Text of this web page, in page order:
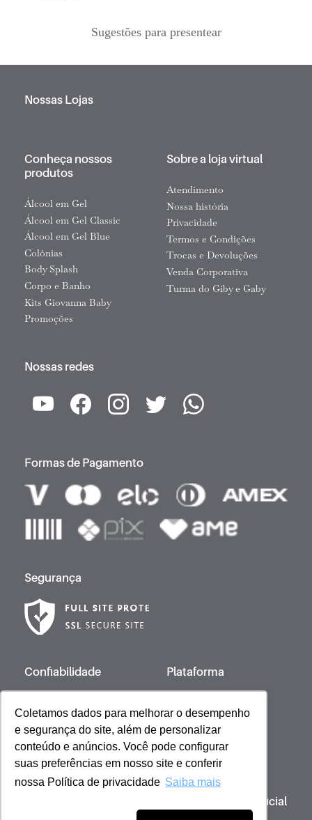
Coletamos dados para melhorar o desempenho
e segurança do site, além de personalizar
conteúdo e anúncios. Você pode configurar
suas preferências em nosso site e conferir
nossa Política de privacidade Saiba mais
Sugestões para presentear
Nossas Lojas
Conheça nossos
produtos
Álcool em Gel
Álcool em Gel Classic
Álcool em Gel Blue
Colônias
Body Splash
Corpo e Banho
Kits Giovanna Baby
Promoções
Sobre a loja virtual
Atendimento
Nossa história
Privacidade
Termos e Condições
Trocas e Devoluções
Venda Corporativa
Turma do Giby e Gaby
Nossas redes
Formas de Pagamento
Segurança
Confiabilidade Plataforma
Desenvolvido por
Copyright © 2023 Giovanna Baby | Licença Oficial
- Todos os direitos reservados